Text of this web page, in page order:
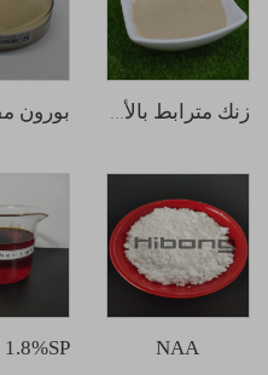
زنك مترابط بالأحماض الأمينية
NAA